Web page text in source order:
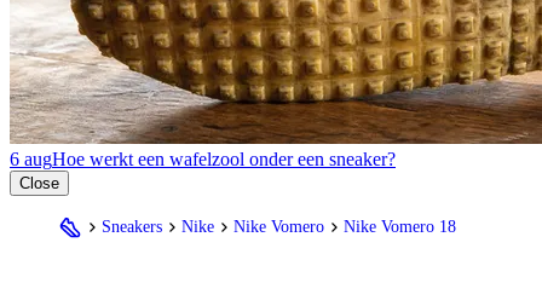
6 augHoe werkt een wafelzool onder een sneaker?
Close
Sneakers Nike Nike Vomero Nike Vomero 18